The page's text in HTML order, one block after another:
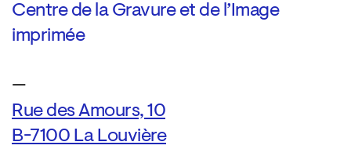
Centre de la Gravure et de l’Image
imprimée
—
Rue des Amours, 10
B-7100 La Louvière